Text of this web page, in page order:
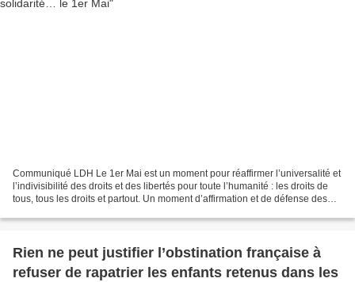
Communiqué LDH Le 1er Mai est un moment pour réaffirmer l’universalité et
l’indivisibilité des droits et des libertés pour toute l’humanité : les droits de
tous, tous les droits et partout. Un moment d’affirmation et de défense des
Rien ne peut justifier l’obstination française à
refuser de rapatrier les enfants retenus dans les